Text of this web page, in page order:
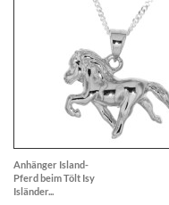
Anhänger Island-
Pferd beim Tölt Isy
Isländer...